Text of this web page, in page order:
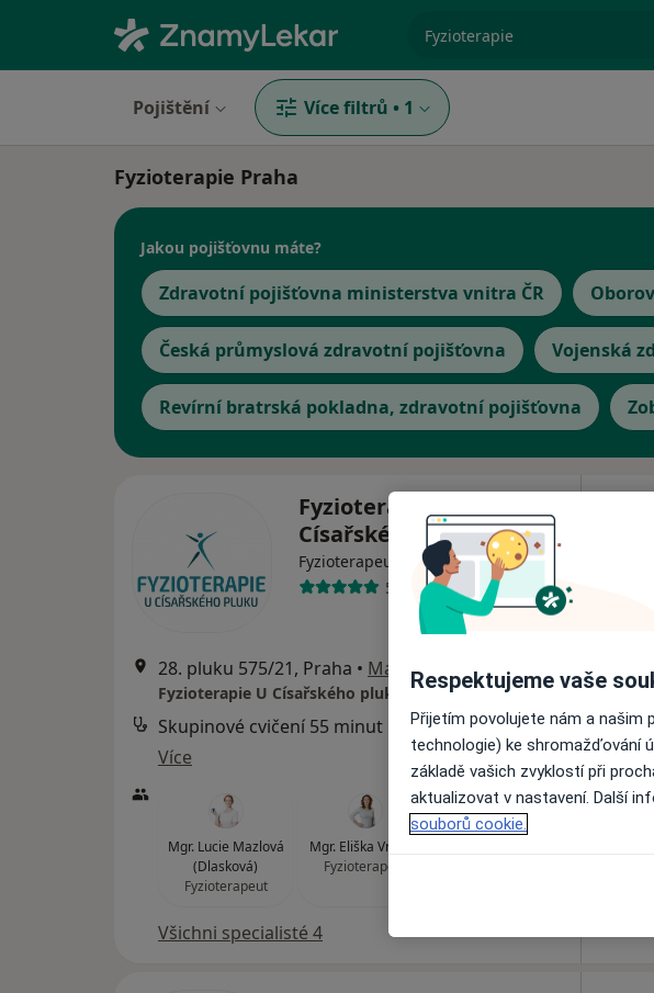
Pojištění Více filtrů • 1
Fyzioterapie Praha
Jakou pojišťovnu máte?
Zdravotní pojišťovna ministerstva vnitra ČR
Česká průmyslová zdravotní pojišťovna Vojenská
Revírní bratrská pokladna, zdravotní pojišťovna
Fyzioterapie U
Císařského pluku
Fyzioterapeut
511 názorů
28. pluku 575/21, Praha • Mapa
Fyzioterapie U Císařského pluku
Skupinové cvičení 55 minut
Více
Mgr. Lucie Mazlová
(Dlasková)
Fyzioterapeut
Mgr. Eliška Vrbová
Fyzioterapeut
Všichni specialisté 4
Respektujeme vaše
Přijetím povolujete nám a našim
technologie) ke shromažďování
základě vašich zvyklostí při
aktualizovat v nastavení. Další
souborů cookie.